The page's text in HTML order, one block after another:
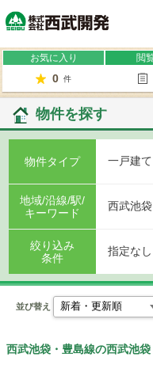
お気に入り
0 件
閲
物件を探す
物件タイプ 一戸建て
地域/沿線/駅/
キーワード
西武池
絞り込み
条件
指定なし
並び替え
西武池袋・豊島線の西武池